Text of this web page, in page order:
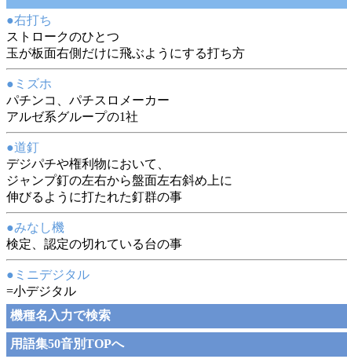
●右打ち
ストロークのひとつ
玉が板面右側だけに飛ぶようにする打ち方
●ミズホ
パチンコ、パチスロメーカー
アルゼ系グループの1社
●道釘
デジパチや権利物において、
ジャンプ釘の左右から盤面左右斜め上に
伸びるように打たれた釘群の事
●みなし機
検定、認定の切れている台の事
●ミニデジタル
=小デジタル
機種名入力で検索
用語集50音別TOPへ